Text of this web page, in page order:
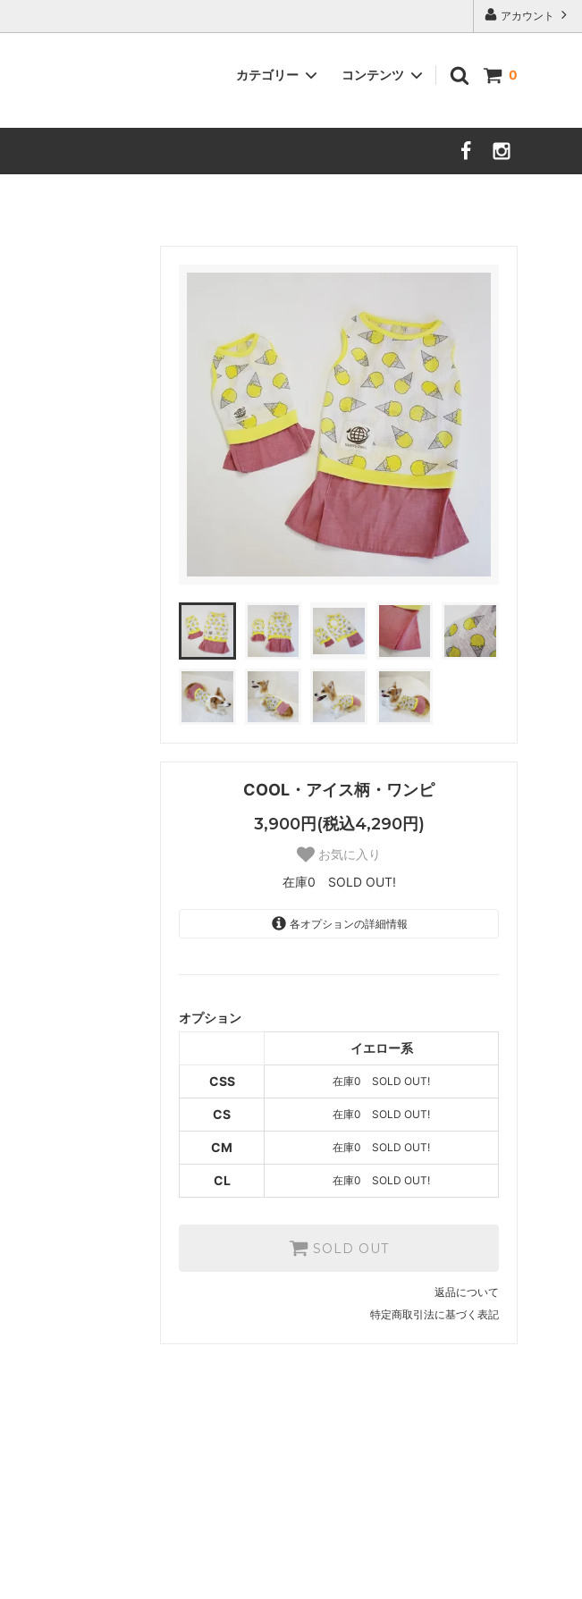
アカウント
0
カテゴリー
レインコート・泥除けエプロン 着物・浴衣
コンテンツ
COOL・アイス柄・ワンピ
3,900円(税込4,290円)
お気に入り
在庫0 SOLD OUT!
各オプションの詳細情報
SOLD OUT
在庫0 SOLD OUT!
イエロー系
SOLD OUT
イエロー系
在庫0 SOLD OUT!
オプション
イエロー系
CSS 在庫0 SOLD OUT!
CS 在庫0 SOLD OUT!
CM 在庫0 SOLD OUT!
CL 在庫0 SOLD OUT!
SOLD OUT
返品について
特定商取引法に基づく表記